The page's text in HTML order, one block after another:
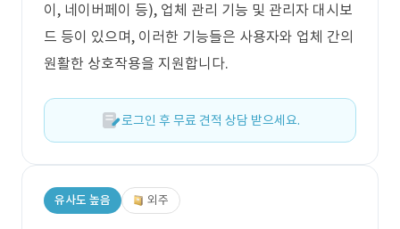
이, 네이버페이 등), 업체 관리 기능 및 관리자 대시보
드 등이 있으며, 이러한 기능들은 사용자와 업체 간의
원활한 상호작용을 지원합니다.
로그인 후 무료 견적 상담 받으세요.
유사도 높음 외주